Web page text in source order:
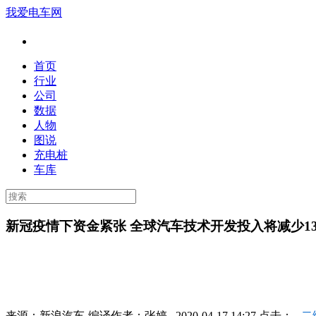
我爱电车网
首页
行业
公司
数据
人物
图说
充电桩
车库
新冠疫情下资金紧张 全球汽车技术开发投入将减少